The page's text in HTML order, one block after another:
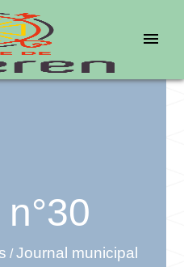
menu
/Journal municipal